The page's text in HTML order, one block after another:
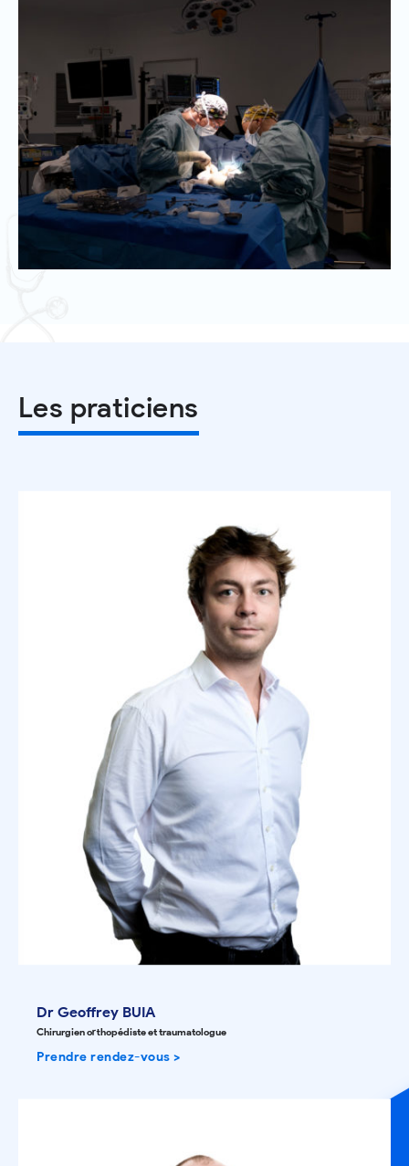
Les praticiens
Dr Geoffrey BUIA
Chirurgien orthopédiste et traumatologue
Prendre rendez-vous >